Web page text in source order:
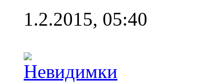
1.2.2015, 05:40